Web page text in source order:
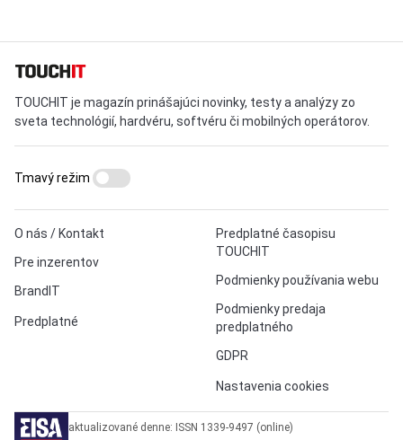
TOUCHIT je magazín prinášajúci novinky, testy a analýzy zo
sveta technológií, hardvéru, softvéru či mobilných operátorov.
O nás / Kontakt
Pre inzerentov
BrandIT
Predplatné
Predplatné časopisu
TOUCHIT
Podmienky používania webu
Podmienky predaja
predplatného
GDPR
Nastavenia cookies
Tmavý režim
aktualizované denne: ISSN 1339-9497 (online)